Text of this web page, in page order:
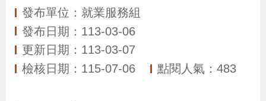
本
署
訊
發布單位：就業服務組
發布日期：113-03-06
更新日期：113-03-07
檢核日期：115-07-06
點閱人氣：483